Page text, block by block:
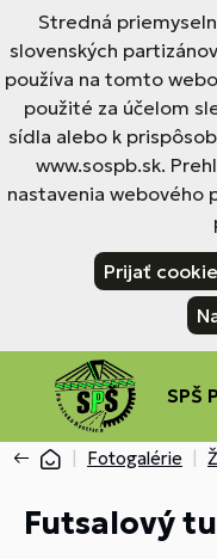
Stredná
slovenských
používa na tomto
použité za účelom
sídla alebo k
www.sospb.sk.
nastavenia webového
Prijať
SPŠ
Fotogalérie
Futsalový